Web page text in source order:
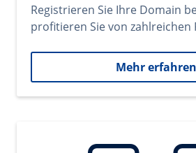
Registrieren Sie Ihre Domain
profitieren Sie von zahlreichen
Mehr erfahren